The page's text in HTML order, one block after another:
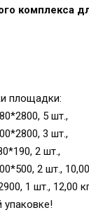
комплекса
площадки:
5 шт.,
3 шт.,
2 шт.,
2 шт.,
1 шт., 12,00
упаковке!